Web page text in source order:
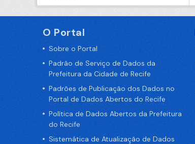
O Portal
Sobre o Portal
Padrão de Serviço de Dados da
Prefeitura da Cidade de Recife
Padrões de Publicação dos Dados no
Portal de Dados Abertos do Recife
Política de Dados Abertos da Prefeitura
do Recife
Sistemática de Atualização de Dados